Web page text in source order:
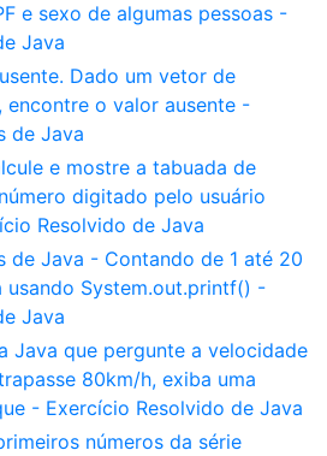
e sexo de algumas pessoas -
Java
Dado um vetor de
encontre o valor ausente -
de Java
e mostre a tabuada de
digitado pelo usuário
Resolvido de Java
de Java - Contando de 1 até 20
usando System.out.printf() -
Java
Java que pergunte a velocidade
80km/h, exiba uma
- Exercício Resolvido de Java
números da série